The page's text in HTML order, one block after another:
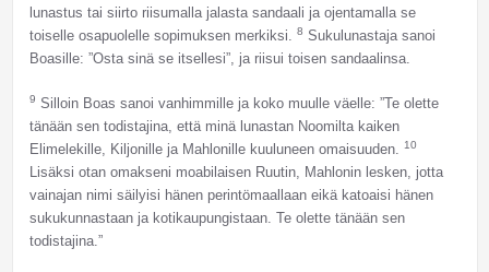
lunastus tai siirto riisumalla jalasta sandaali ja ojentamalla se
toiselle osapuolelle sopimuksen merkiksi. 8 Sukulunastaja sanoi
Boasille: ”Osta sinä se itsellesi”, ja riisui toisen sandaalinsa.
9 Silloin Boas sanoi vanhimmille ja koko muulle väelle: ”Te olette
tänään sen todistajina, että minä lunastan Noomilta kaiken
Elimelekille, Kiljonille ja Mahlonille kuuluneen omaisuuden. 10
Lisäksi otan omakseni moabilaisen Ruutin, Mahlonin lesken, jotta
vainajan nimi säilyisi hänen perintömaallaan eikä katoaisi hänen
sukukunnastaan ja kotikaupungistaan. Te olette tänään sen
todistajina.”